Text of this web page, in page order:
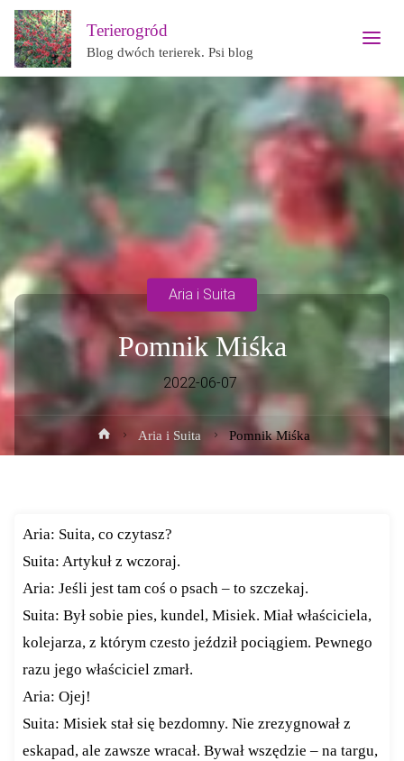
Terierogród
Blog dwóch terierek. Psi blog
Pomnik Miśka
2022-06-07
Aria i Suita
Strona
główna
Aria i Suita Pomnik Miśka
Aria: Suita, co czytasz?
Suita: Artykuł z wczoraj.
Aria: Jeśli jest tam coś o psach – to szczekaj.
Suita: Był sobie pies, kundel, Misiek. Miał właściciela,
kolejarza, z którym czesto jeździł pociągiem. Pewnego
razu jego właściciel zmarł.
Aria: Ojej!
Suita: Misiek stał się bezdomny. Nie zrezygnował z
eskapad, ale zawsze wracał. Bywał wszędzie – na targu,